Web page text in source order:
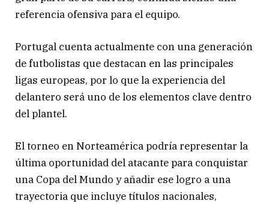
referencia ofensiva para el equipo.
Portugal cuenta actualmente con una generación
de futbolistas que destacan en las principales
ligas europeas, por lo que la experiencia del
delantero será uno de los elementos clave dentro
del plantel.
El torneo en Norteamérica podría representar la
última oportunidad del atacante para conquistar
una Copa del Mundo y añadir ese logro a una
trayectoria que incluye títulos nacionales,